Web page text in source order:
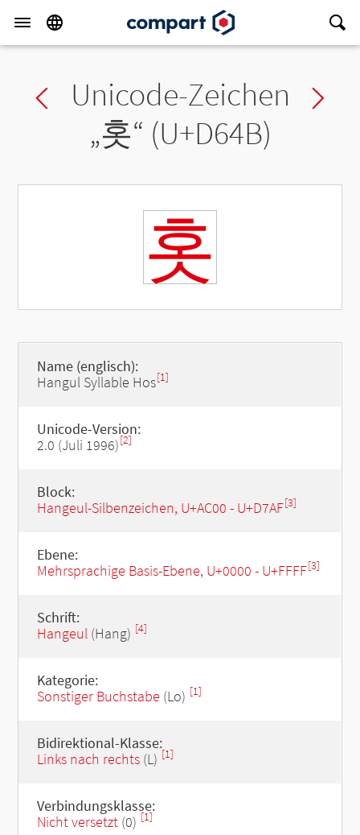
Previous char
Unicode-Zeichen
„홋“ (U+D64B)
홋
Name (englisch):
Hangul Syllable Hos[1]
Unicode-Version:
2.0 (Juli 1996)[2]
Block:
Hangeul-Silbenzeichen, U+AC00 - U+D7AF[3]
Ebene:
Mehrsprachige Basis-Ebene, U+0000 - U+FFFF[3]
Schrift:
Hangeul(Hang) [4]
Kategorie:
Sonstiger Buchstabe (Lo) [1]
Bidirektional-Klasse:
Links nach rechts(L) [1]
Verbindungsklasse:
Nicht versetzt(0) [1]